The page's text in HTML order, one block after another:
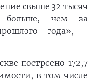
свыше 32 тысяч
чем за
года», -
построено 172,7
в том числе